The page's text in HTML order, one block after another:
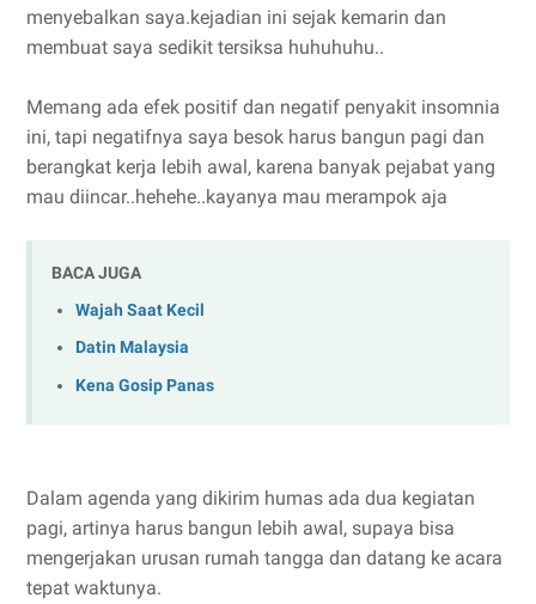
menyebalkan saya.kejadian ini sejak kemarin dan
membuat saya sedikit tersiksa huhuhuhu..
Memang ada efek positif dan negatif penyakit insomnia
ini, tapi negatifnya saya besok harus bangun pagi dan
berangkat kerja lebih awal, karena banyak pejabat yang
mau diincar..hehehe..kayanya mau merampok aja
BACA JUGA
Wajah Saat Kecil
Datin Malaysia
Kena Gosip Panas
Dalam agenda yang dikirim humas ada dua kegiatan
pagi, artinya harus bangun lebih awal, supaya bisa
mengerjakan urusan rumah tangga dan datang ke acara
tepat waktunya.